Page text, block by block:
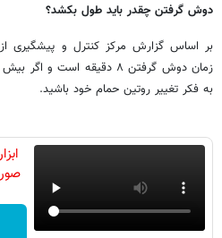
دوش گرفتن چقدر باید طول بکشد؟
به فکر تغییر روتین حمام خود باشید.